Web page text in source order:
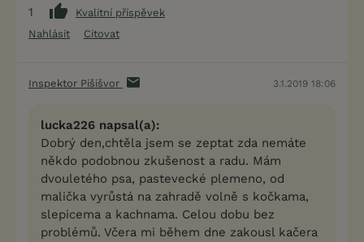
1
Kvalitní příspěvek
Nahlásit
Citovat
Inspektor Pišišvor 3.1.2019 18:06
lucka226 napsal(a):
Dobrý den,chtěla jsem se zeptat zda nemáte
někdo podobnou zkušenost a radu. Mám
dvouletého psa, pastevecké plemeno, od
malička vyrůstá na zahradě volně s kočkama,
slepicema a kachnama. Celou dobu bez
problémů. Včera mi během dne zakousl kačera